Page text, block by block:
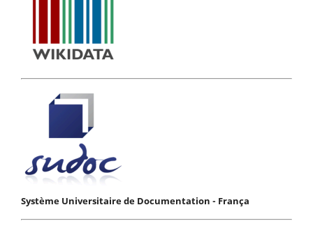
Système Universitaire de Documentation - França